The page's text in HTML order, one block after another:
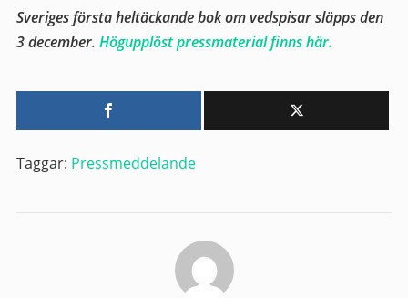
Sveriges första heltäckande bok om vedspisar släpps den
3 december. Högupplöst pressmaterial finns här.
Taggar: Pressmeddelande